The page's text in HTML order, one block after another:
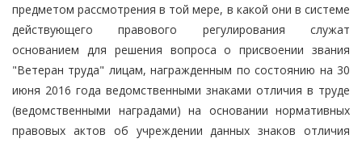
предметом рассмотрения в той мере, в какой они в системе
действующего правового регулирования служат
основанием для решения вопроса о присвоении звания
"Ветеран труда" лицам, награжденным по состоянию на 30
июня 2016 года ведомственными знаками отличия в труде
(ведомственными наградами) на основании нормативных
правовых актов об учреждении данных знаков отличия